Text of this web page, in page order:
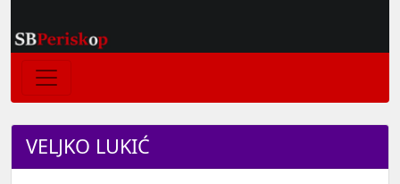
VELJKO LUKIĆ